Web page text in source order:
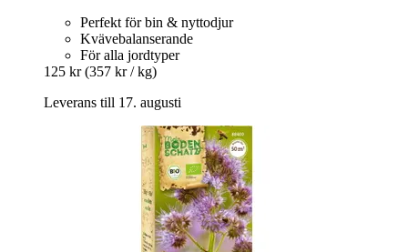
Perfekt för bin & nyttodjur
Kvävebalanserande
För alla jordtyper
125 kr (357 kr / kg)
Leverans till 17. augusti